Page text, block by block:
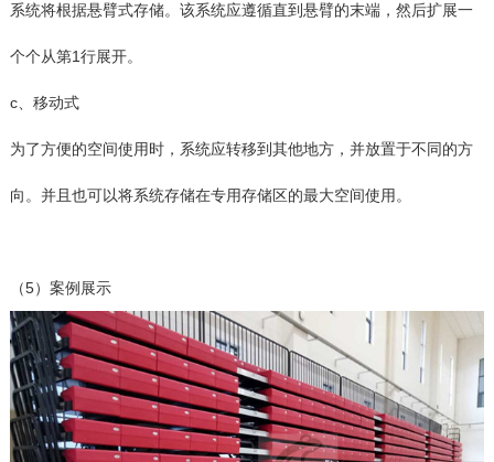
系统将根据悬臂式存储。该系统应遵循直到悬臂的末端，然后扩展一
个个从第1行展开。
c、移动式
为了方便的空间使用时，系统应转移到其他地方，并放置于不同的方
向。并且也可以将系统存储在专用存储区的最大空间使用。
（5）案例展示